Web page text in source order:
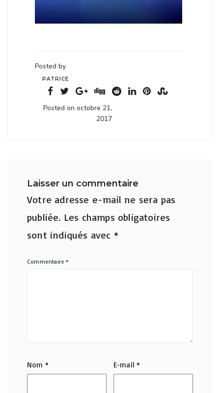
Posted by
PATRICE
Posted on octobre 21,
2017
Laisser un commentaire
Votre adresse e-mail ne sera pas
publiée. Les champs obligatoires
sont indiqués avec *
Commentaire*
Nom * E-mail*